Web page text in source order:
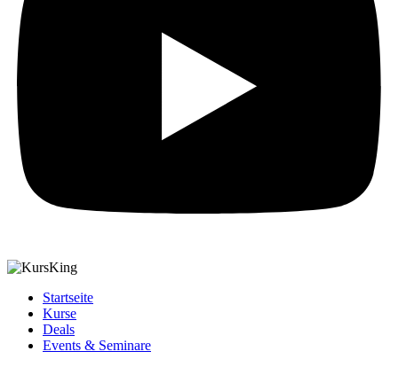
Startseite
Kurse
Deals
Events & Seminare